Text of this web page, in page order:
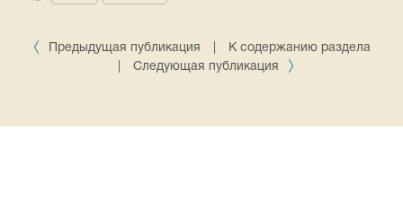
Предыдущая публикация
К содержанию раздела
Следующая публикация